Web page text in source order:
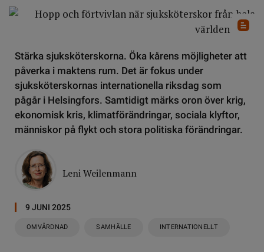
Stärka sjuksköterskorna. Öka kårens möjligheter att
påverka i maktens rum. Det är fokus under
sjuksköterskornas internationella riksdag som
pågår i Helsingfors. Samtidigt märks oron över krig,
ekonomisk kris, klimatförändringar, sociala klyftor,
människor på flykt och stora politiska förändringar.
Leni Weilenmann
9 JUNI 2025
OMVÅRDNAD SAMHÄLLE INTERNATIONELLT